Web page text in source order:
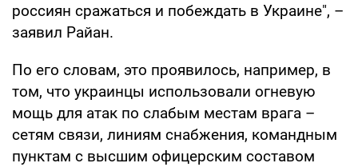
россиян сражаться и побеждать в Украине", –
заявил Райан.
По его словам, это проявилось, например, в
том, что украинцы использовали огневую
мощь для атак по слабым местам врага –
сетям связи, линиям снабжения, командным
пунктам с высшим офицерским составом